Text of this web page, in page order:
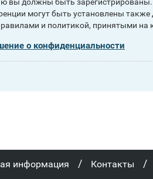
могут быть установлены
и политикой, принятыми
о конфиденциальности
информация / Контакты /